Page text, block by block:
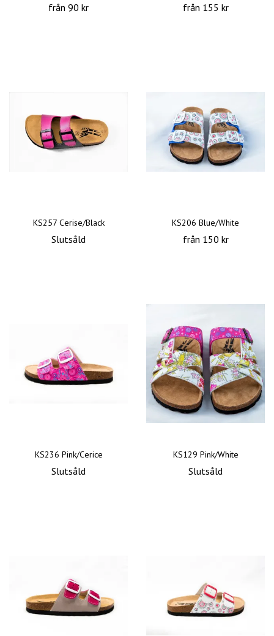
från 90 kr från 155 kr
KS257 Cerise/Black
Slutsåld
KS206 Blue/White
från 150 kr
KS236 Pink/Cerice
Slutsåld
KS129 Pink/White
Slutsåld